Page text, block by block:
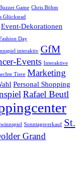
Game Chris Böhm
Glücksrad
Event-Dekorationen
Day
interaktiv GfM
Events Interaktive
Tiere Marketing
Personal Shopping
Rafael Beutl
Sonntagsverkauf St.
Grand